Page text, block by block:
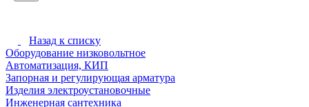
Назад к списку
Оборудование низковольтное
Автоматизация, КИП
Запорная и регулирующая арматура
Изделия электроустановочные
Инженерная сантехника